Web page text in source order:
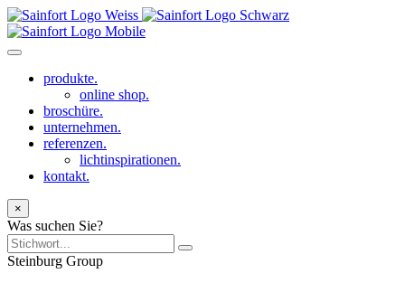
produkte.
online shop.
broschüre.
unternehmen.
referenzen.
lichtinspirationen.
kontakt.
×
Was suchen Sie?
Steinburg Group